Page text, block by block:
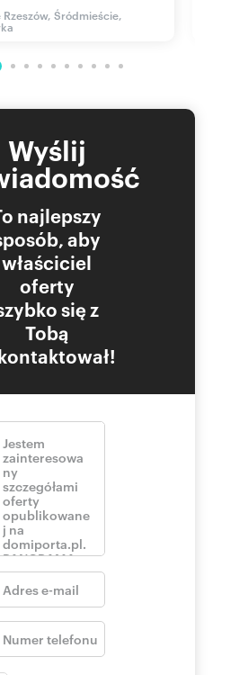
Rzeszów, Śródmieście,
Wyślij
najlepszy
aby
właściciel
oferty
się z
Tobą